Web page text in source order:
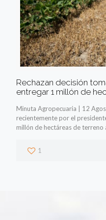
Rechazan decisión
entregar 1 millón de
Minuta Agropecuaria | 12
recientemente por el
millón de hectáreas de terreno
1